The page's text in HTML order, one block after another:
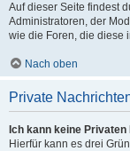
Auf dieser Seite findest
Administratoren, der
wie die Foren, die diese
Nach oben
Private
Ich kann keine
Hierfür kann es drei